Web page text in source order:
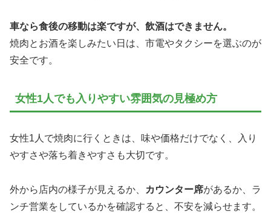
車なら食後の移動は楽ですが、飲酒はできません。
焼肉とお酒を楽しみたい日は、市電やタクシーを選ぶのが
安全です。
女性1人でも入りやすい雰囲気の見極め方
女性1人で焼肉に行くときは、味や価格だけでなく、入り
やすさや落ち着きやすさも大切です。
外から店内の様子が見えるか、 カウンター席があるか、ラ
ンチ営業をしているかを確認すると、不安を減らせます。